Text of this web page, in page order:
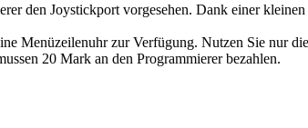
den Joystickport vorgesehen. Dank einer
Menüzeilenuhr zur Verfügung. Nutzen Sie nur
20 Mark an den Programmierer bezahlen.